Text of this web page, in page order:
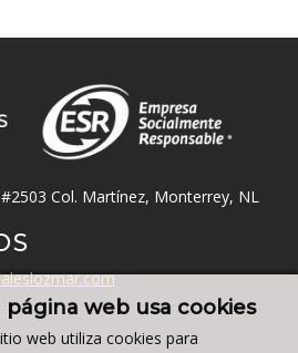
página web usa cookies
web utiliza cookies para
Col. Martínez, Monterrey, NL